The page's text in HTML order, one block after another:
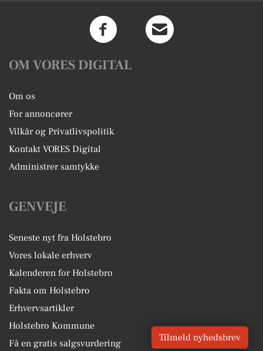
OM VORES DIGITAL
Om os
For annoncører
Vilkår og Privatlivspolitik
Kontakt VORES Digital
Administrer samtykke
GENVEJE
Seneste nyt fra Holstebro
Vores lokale erhverv
Kalenderen for Holstebro
Fakta om Holstebro
Erhvervsartikler
Holstebro Kommune
Få en gratis salgsvurdering
Tilmeld nyhedsbrev